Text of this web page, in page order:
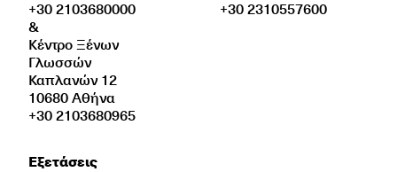
+30 2103680000
&
Κέντρο Ξένων
Γλωσσών
Καπλανών 12
10680 Αθήνα
+30 2103680965
Εξετάσεις
+30 2310557600